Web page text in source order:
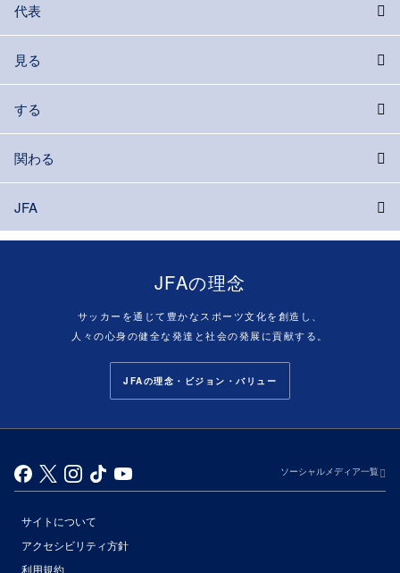
代表
見る
する
関わる
JFA
JFAの理念
サッカーを通じて豊かなスポーツ文化を創造し、
人々の心身の健全な発達と社会の発展に貢献する。
JFAの理念・ビジョン・バリュー
ソーシャルメディア一覧
サイトについて
アクセシビリティ方針
利用規約